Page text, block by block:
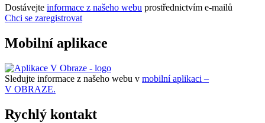
Dostávejte informace z našeho webu prostřednictvím e-mailů
Chci se zaregistrovat
Mobilní aplikace
Sledujte informace z našeho webu v mobilní aplikaci –
V OBRAZE.
Rychlý kontakt